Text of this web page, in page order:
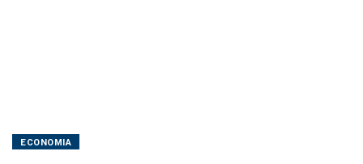
ECONOMIA